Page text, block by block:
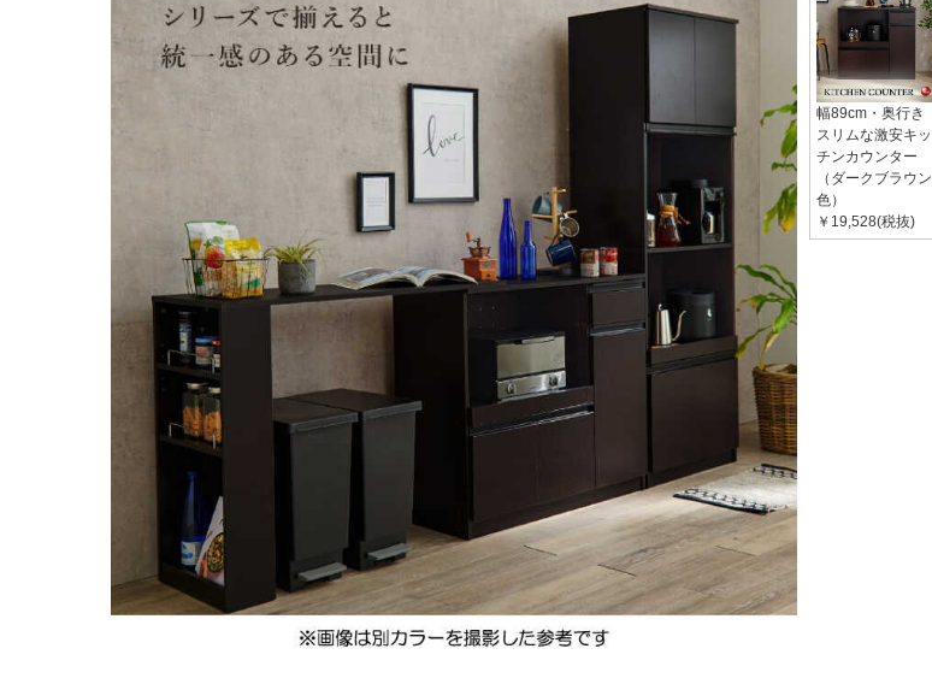
幅89cm・奥行き
スリムな激安キッ
チンカウンター
（ダークブラウン
色）
￥19,528(税抜)